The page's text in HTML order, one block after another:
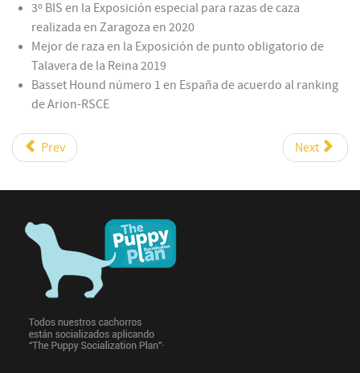
3º BIS en la Exposición especial para razas de caza
realizada en Zaragoza en 2020
Mejor de raza en la Exposición de punto obligatorio de
Talavera de la Reina 2019
Basset Hound número 1 en España de acuerdo al ranking
de Arion-RSCE
Prev Next